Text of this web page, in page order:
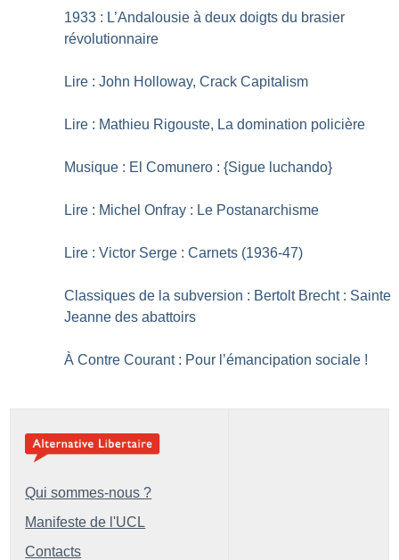
1933 : L’Andalousie à deux doigts du brasier
révolutionnaire
Lire : John Holloway, Crack Capitalism
Lire : Mathieu Rigouste, La domination policière
Musique : El Comunero : {Sigue luchando}
Lire : Michel Onfray : Le Postanarchisme
Lire : Victor Serge : Carnets (1936-47)
Classiques de la subversion : Bertolt Brecht : Sainte
Jeanne des abattoirs
À Contre Courant : Pour l’émancipation sociale !
Qui sommes-nous ?
Manifeste de l'UCL
Contacts